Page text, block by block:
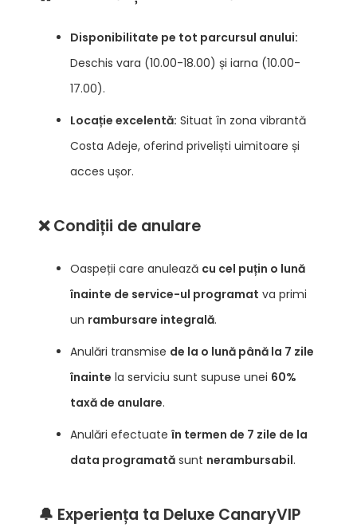
Disponibilitate pe tot parcursul anului:
Deschis vara (10.00-18.00) și iarna (10.00-
17.00).
Locație excelentă: Situat în zona vibrantă
Costa Adeje, oferind priveliști uimitoare și
acces ușor.
❌ Condiții de anulare
Oaspeții care anulează cu cel puțin o lună
înainte de service-ul programat va primi
un rambursare integrală.
Anulări transmise de la o lună până la 7 zile
înainte la serviciu sunt supuse unei 60%
taxă de anulare.
Anulări efectuate în termen de 7 zile de la
data programată sunt nerambursabil.
🔔 Experiența ta Deluxe CanaryVIP